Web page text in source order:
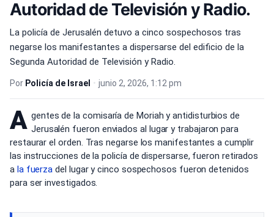
Autoridad de Televisión y Radio.
La policía de Jerusalén detuvo a cinco sospechosos tras
negarse los manifestantes a dispersarse del edificio de la
Segunda Autoridad de Televisión y Radio.
Por Policía de Israel • junio 2, 2026, 1:12 pm
A gentes de la comisaría de Moriah y antidisturbios de
Jerusalén fueron enviados al lugar y trabajaron para
restaurar el orden. Tras negarse los manifestantes a cumplir
las instrucciones de la policía de dispersarse, fueron retirados
a la fuerza del lugar y cinco sospechosos fueron detenidos
para ser investigados.